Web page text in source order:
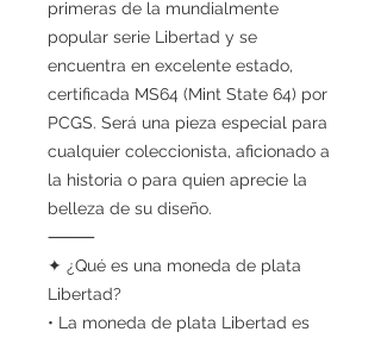
primeras de la mundialmente
popular serie Libertad y se
encuentra en excelente estado,
certificada MS64 (Mint State 64) por
PCGS. Será una pieza especial para
cualquier coleccionista, aficionado a
la historia o para quien aprecie la
belleza de su diseño.
⸻
✦ ¿Qué es una moneda de plata
Libertad?
• La moneda de plata Libertad es